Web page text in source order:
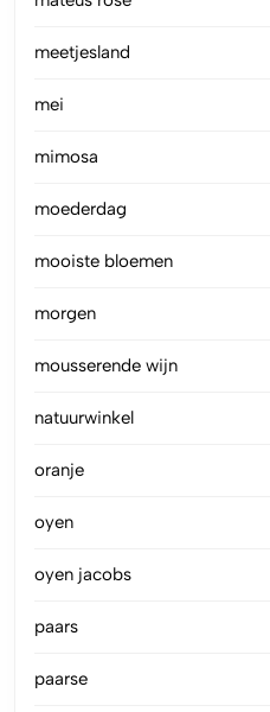
meetjesland
mei
mimosa
moederdag
mooiste bloemen
morgen
mousserende wijn
natuurwinkel
oranje
oyen
oyen jacobs
paars
paarse